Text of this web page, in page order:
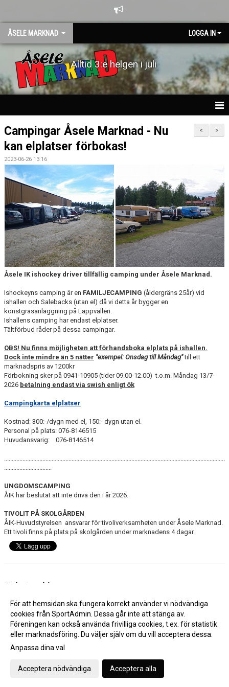
ÅSELE MARKNAD LOGGA IN
Alltid 3:e helgen i juli
HEM
NYHETER
KALENDER
BILDGALLERI
DOKUMENT
KONTAKT
GÄSTBOK
>
<
Campingar Åsele Marknad - Nu
kan elplatser förbokas!
2023-06-26 13:16
Åsele IK ishockey driver tillfällig camping under Åsele Marknad.
Ishockeyns camping är en FAMILJECAMPING (åldergräns 25år) vid
ishallen och Salebacks (utan el) då vi detta år bygger en
konstgräsanläggning på Lappvallen.
Ishallens camping har endast elplatser.
Tältförbud råder på dessa campingar.
OBS! Nu finns möjligheten att förhandsboka elplats på ishallen.
Dock inte mindre än 5 nätter "exempel: Onsdag till Måndag"till ett
marknadspris av 1200kr
Förbokning sker på 0941-10905 (tider 09.00-12.00) t.o.m. Måndag 13/7-
2026 betalning endast via swish enligt ök
Campingkarta elplatser
Kostnad: 300:-/dygn med el, 150:- dygn utan el.
Personal på plats: 076-8146515
Huvudansvarig: 076-8146514
................................................................................................................................................
...............................
UNGDOMSCAMPING
ÅIK har beslutat att inte driva den i år 2026.
TIVOLIT PÅ SKOLGÅRDEN
ÅIK-Huvudstyrelsen ansvarar för tivoliverksamheten under Åsele Marknad.
Ett tivoli finns på plats på skolgården under marknadens 4 dagar.
Nyhetsarkiv
Campingar Åsele Marknad - Nu kan elplatser förbokas! 2023-06-26 13:16
Gå till Webbversion
För att hemsidan ska fungera korrekt använder vi nödvändiga
cookies från SportAdmin. Dessa går inte att stänga av.
Föreningen kan också använda frivilliga cookies, t.ex. för statistik
eller marknadsföring. Du väljer själv om du vill acceptera dessa.
Anpassa dina val
Acceptera nödvändiga Acceptera alla